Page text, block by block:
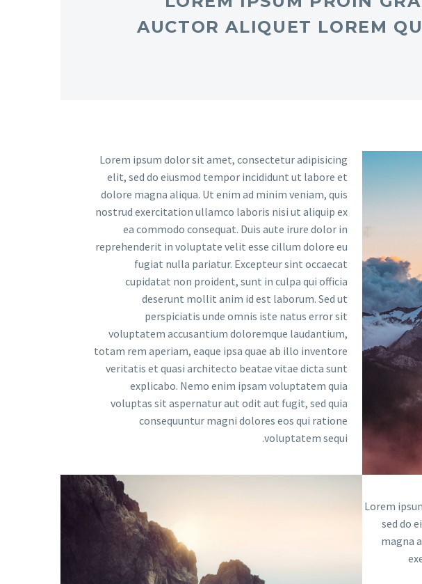
AUCTOR ALIQUET LOREM
Lorem ipsum dolor sit amet, consectetur adipisicing
elit, sed do eiusmod tempor incididunt ut labore et
dolore magna aliqua. Ut enim ad minim veniam, quis
nostrud exercitation ullamco laboris nisi ut aliquip ex
ea commodo consequat. Duis aute irure dolor in
reprehenderit in voluptate velit esse cillum dolore eu
fugiat nulla pariatur. Excepteur sint occaecat
cupidatat non proident, sunt in culpa qui officia
deserunt mollit anim id est laborum. Sed ut
perspiciatis unde omnis iste natus error sit
voluptatem accusantium doloremque laudantium,
totam rem aperiam, eaque ipsa quae ab illo inventore
veritatis et quasi architecto beatae vitae dicta sunt
explicabo. Nemo enim ipsam voluptatem quia
voluptas sit aspernatur aut odit aut fugit, sed quia
consequuntur magni dolores eos qui ratione
voluptatem sequi.
Lorem
sed do
magna